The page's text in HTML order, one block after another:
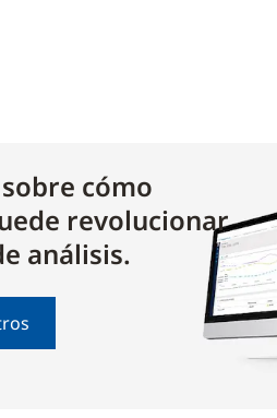
cómo
revolucionar
análisis.